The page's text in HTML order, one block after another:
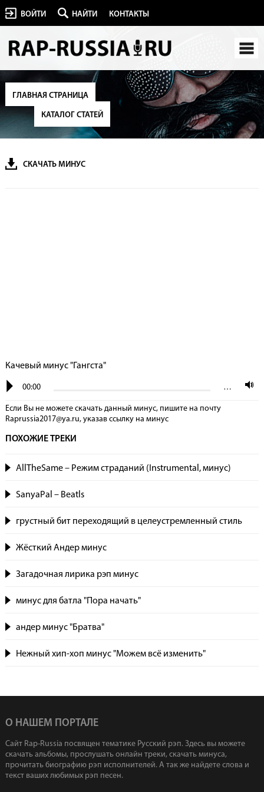
ВОЙТИ НАЙТИ КОНТАКТЫ
ГЛАВНАЯ СТРАНИЦА
КАТАЛОГ СТАТЕЙ
СКАЧАТЬ МИНУС
Качевый минус "Гангста"
00:00 …
Если Вы не можете скачать данный минус, пишите на почту
Raprussia2017@ya.ru, указав сcылку на минус
ПОХОЖИЕ ТРЕКИ
AllTheSame – Режим страданий (Instrumental, минус)
SanyaPal – Beatls
грустный бит переходящий в целеустремленный стиль
Жёсткий Андер минус
Загадочная лирика рэп минус
минус для батла "Пора начать"
андер минус "Братва"
Нежный хип-хоп минус "Можем всё изменить"
О НАШЕМ ПОРТАЛЕ
Сайт Rap-Russia посвящен тематике Русский рэп. Здесь вы можете
скачать альбомы, прослушать онлайн треки, скачать минуса,
прочитать биографию рэп исполнителей. А так же найдете слова и
текст ваших любимых рэп песен.